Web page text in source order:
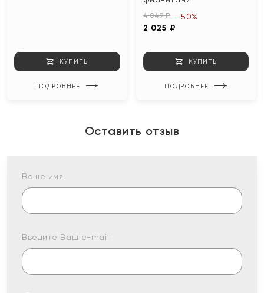
КУПИТЬ
ПОДРОБНЕЕ
4 049 ₽
2 025 ₽
-50%
КУПИТЬ
ПОДРОБНЕЕ
Оставить отзыв
Ваше имя:
Введите Ваш e-mail: